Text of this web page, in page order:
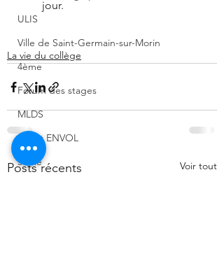
ULIS
Ville de Saint-Germain-sur-Morin
4ème
Forum des stages
MLDS
Projet ENVOL
5ème
jour.
La vie du collège
Posts récents Voir tout